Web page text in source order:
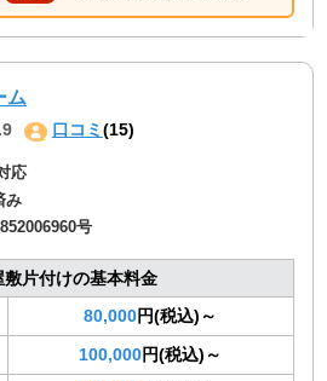
ム
口コミ(15)
応
み
号
敷片付けの基本料金
80,000円(税込)～
100,000円(税込)～